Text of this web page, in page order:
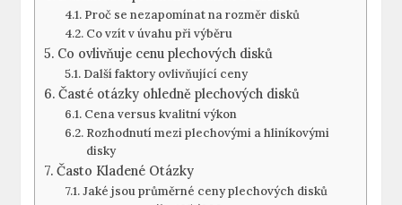
Proč se nezapomínat na rozměr disků
Co‌ vzít⁤ v úvahu⁤ při výběru
Co ovlivňuje cenu⁤ plechových‍ disků
Další faktory ovlivňující ceny
Časté otázky ⁣ohledně‌ plechových⁢ disků
Cena‌ versus ⁢kvalitní výkon
Rozhodnutí mezi plechovými a ⁢hliníkovými
disky
Často Kladené Otázky
Jaké jsou průměrné ceny plechových disků